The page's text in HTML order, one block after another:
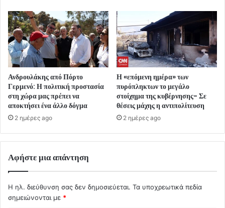
Ανδρουλάκης από Πόρτο
Γερμενό: Η πολιτική προστασία
στη χώρα μας πρέπει να
αποκτήσει ένα άλλο δόγμα
2 ημέρες ago
Η «επόμενη ημέρα» των
πυρόπληκτων το μεγάλο
στοίχημα της κυβέρνησης- Σε
θέσεις μάχης η αντιπολίτευση
2 ημέρες ago
Αφήστε μια απάντηση
Η ηλ. διεύθυνση σας δεν δημοσιεύεται. Τα υποχρεωτικά πεδία
σημειώνονται με *